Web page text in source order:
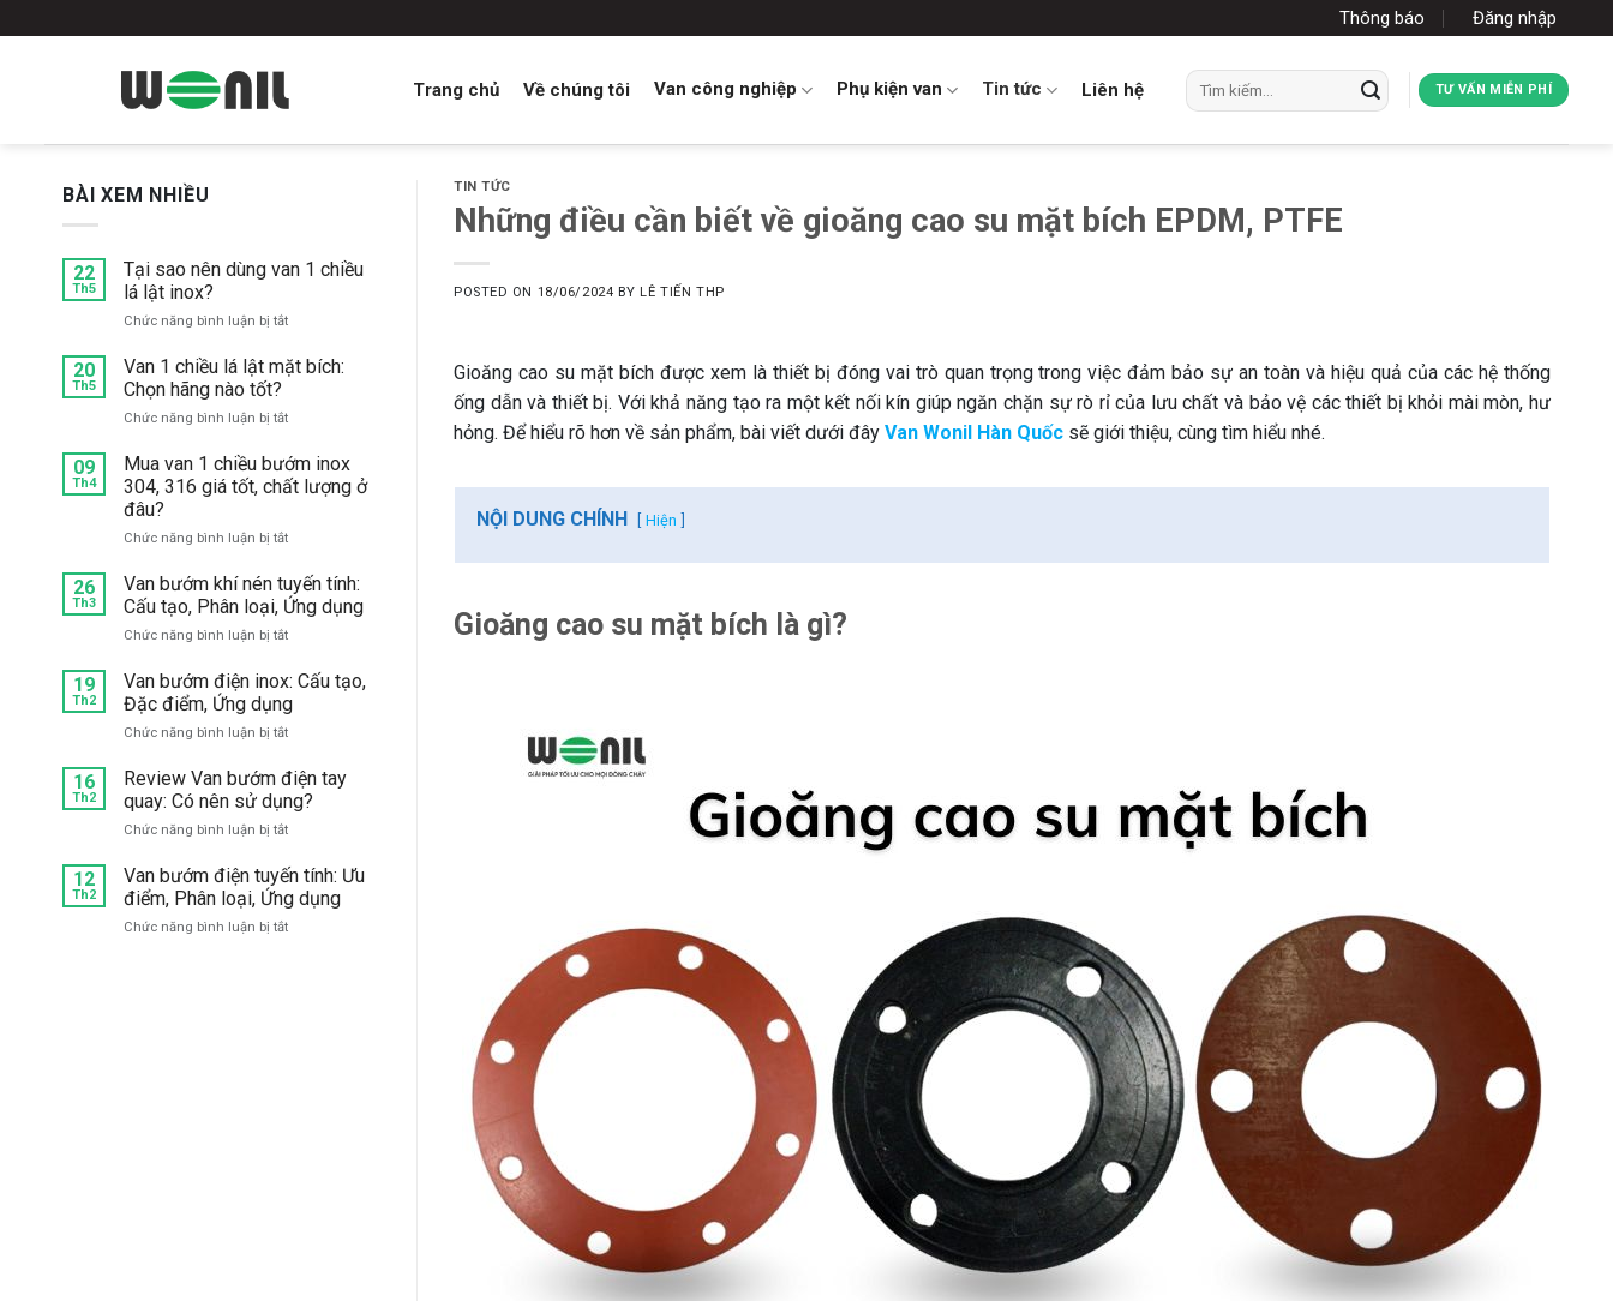
to
Thông báo Đăng nhập
Trang chủ Về chúng tôi Van công nghiệp Phụ kiện van Tin tức Liên hệ
Tìm
kiếm:
TƯ VẤN MIỄN PHÍ
BÀI XEM NHIỀU
22
Th5
Tại sao nên dùng van 1 chiều
lá lật inox?
Chức năng bình luận bị tắtở
sao
nên
van
chiều
lá
20
Th5
Van 1 chiều lá lật mặt bích:
Chọn hãng nào tốt?
Chức năng bình luận bị tắtở
1
chiều
lá
mặt
Chọn
hãng
nào
tốt?
09
Th4
Mua van 1 chiều bướm inox
304, 316 giá tốt, chất lượng ở
đâu?
Chức năng bình luận bị tắtở
van
1
chiều
bướm
304,
316
tốt,
lượng
ở
26
Th3
Van bướm khí nén tuyến tính:
Cấu tạo, Phân loại, Ứng dụng
Chức năng bình luận bị tắtở
bướm
nén
tuyến
Cấu
tạo,
loại,
dụng
19
Th2
Van bướm điện inox: Cấu tạo,
Đặc điểm, Ứng dụng
Chức năng bình luận bị tắtở
bướm
điện
inox:
Cấu
Đặc
điểm,
dụng
16
Th2
Review Van bướm điện tay
quay: Có nên sử dụng?
Chức năng bình luận bị tắtở
Van
bướm
điện
tay
12
Th2
Van bướm điện tuyến tính: Ưu
điểm, Phân loại, Ứng dụng
Chức năng bình luận bị tắtở
TIN TỨC
Những điều cần biết về gioăng cao su mặt bích EPDM, PTFE
POSTED ON 18/06/2024 BY LÊ TIẾN THP
Gioăng cao su mặt bích được xem là thiết bị đóng vai trò quan trọng trong việc đảm bảo sự an toàn và hiệu quả của các hệ thống
ống dẫn và thiết bị. Với khả năng tạo ra một kết nối kín giúp ngăn chặn sự rò rỉ của lưu chất và bảo vệ các thiết bị khỏi mài mòn, hư
hỏng. Để hiểu rõ hơn về sản phẩm, bài viết dưới đây Van Wonil Hàn Quốc sẽ giới thiệu, cùng tìm hiểu nhé.
NỘI DUNG CHÍNH Hiện
Gioăng cao su mặt bích là gì?